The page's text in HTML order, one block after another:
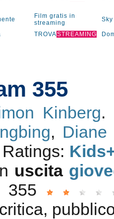
Film gratis in
streaming
Sky
TROVASTREAMING
355
Kinberg.
, Diane
Ratings:
uscita
355